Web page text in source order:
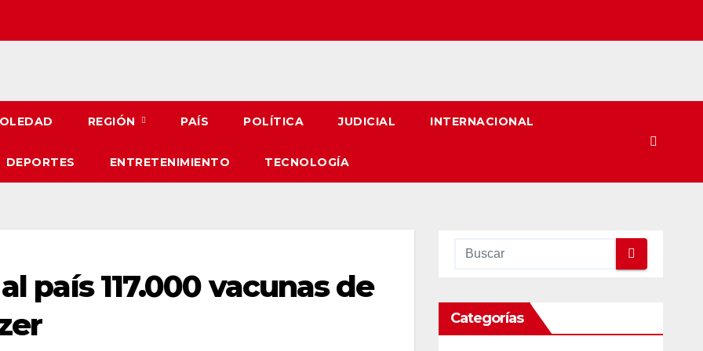
REGIÓN PAÍS POLÍTICA JUDICIAL INTERNACIONAL
DEPORTES ENTRETENIMIENTO TECNOLOGÍA
país 117.000 vacunas de
Categorías